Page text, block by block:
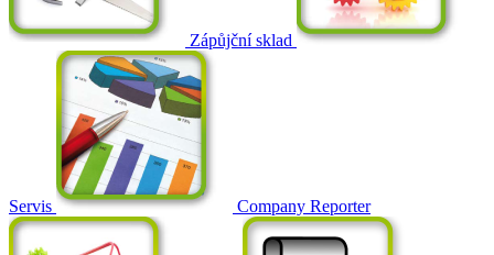
Zápůjční sklad
Servis Company Reporter